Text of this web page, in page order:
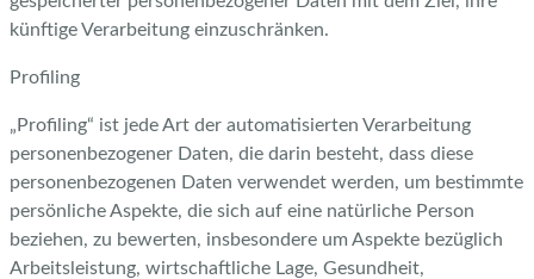
künftige Verarbeitung einzuschränken.
Profiling
„Profiling“ ist jede Art der automatisierten Verarbeitung
personenbezogener Daten, die darin besteht, dass diese
personenbezogenen Daten verwendet werden, um bestimmte
persönliche Aspekte, die sich auf eine natürliche Person
beziehen, zu bewerten, insbesondere um Aspekte bezüglich
Arbeitsleistung, wirtschaftliche Lage, Gesundheit,